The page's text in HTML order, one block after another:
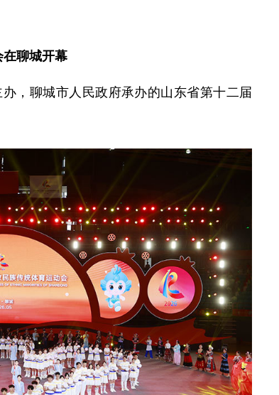
聊城开幕
聊城市人民政府承办的山东省第十二届